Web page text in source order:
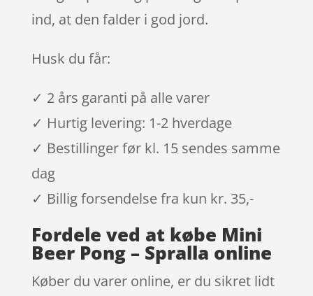
ind, at den falder i god jord.
Husk du får:
✓ 2 års garanti på alle varer
✓ Hurtig levering: 1-2 hverdage
✓ Bestillinger før kl. 15 sendes samme
dag
✓ Billig forsendelse fra kun kr. 35,-
Fordele ved at købe Mini
Beer Pong – Spralla online
Køber du varer online, er du sikret lidt